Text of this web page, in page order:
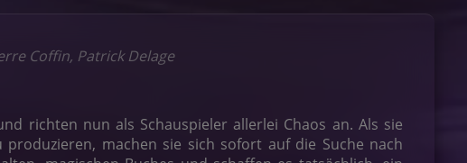
Coffin, Patrick Delage
richten nun als Schauspieler allerlei Chaos an. Als sie
machen sie sich sofort auf die Suche nach